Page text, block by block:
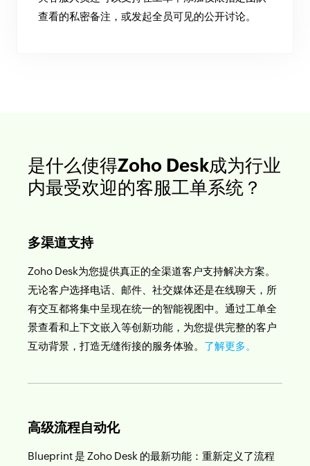
查看的私密备注，或发起全员可见的公开讨论。
是什么使得Zoho Desk成为行业
内最受欢迎的客服工单系统？
多渠道支持
Zoho Desk为您提供真正的全渠道客户支持解决方案。
无论客户选择电话、邮件、社交媒体还是在线聊天，所
有交互都将集中呈现在统一的智能视图中。通过工单全
景查看和上下文嵌入等创新功能，为您提供完整的客户
互动背景，打造无缝衔接的服务体验。 了解更多。
高级流程自动化
Blueprint 是 Zoho Desk 的最新功能：重新定义了流程